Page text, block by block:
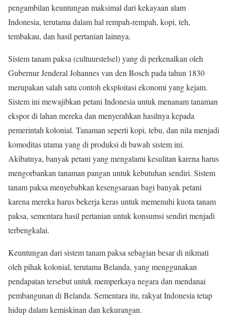
pengambilan keuntungan maksimal dari kekayaan alam
Indonesia, terutama dalam hal rempah-rempah, kopi, teh,
tembakau, dan hasil pertanian lainnya.
Sistem tanam paksa (cultuurstelsel) yang di perkenalkan oleh
Gubernur Jenderal Johannes van den Bosch pada tahun 1830
merupakan salah satu contoh eksploitasi ekonomi yang kejam.
Sistem ini mewajibkan petani Indonesia untuk menanam tanaman
ekspor di lahan mereka dan menyerahkan hasilnya kepada
pemerintah kolonial. Tanaman seperti kopi, tebu, dan nila menjadi
komoditas utama yang di produksi di bawah sistem ini.
Akibatnya, banyak petani yang mengalami kesulitan karena harus
mengorbankan tanaman pangan untuk kebutuhan sendiri. Sistem
tanam paksa menyebabkan kesengsaraan bagi banyak petani
karena mereka harus bekerja keras untuk memenuhi kuota tanam
paksa, sementara hasil pertanian untuk konsumsi sendiri menjadi
terbengkalai.
Keuntungan dari sistem tanam paksa sebagian besar di nikmati
oleh pihak kolonial, terutama Belanda, yang menggunakan
pendapatan tersebut untuk memperkaya negara dan mendanai
pembangunan di Belanda. Sementara itu, rakyat Indonesia tetap
hidup dalam kemiskinan dan kekurangan.